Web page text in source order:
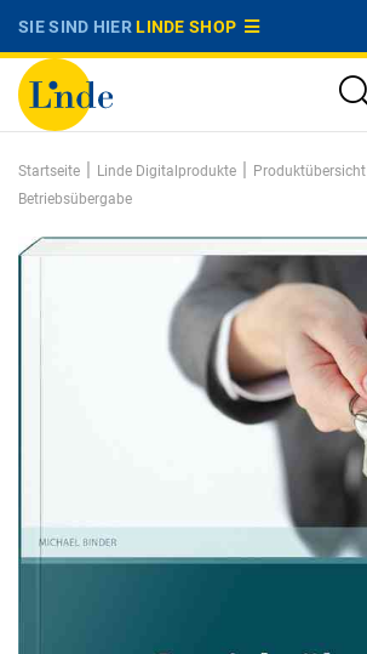
SIE SIND HIERLINDE SHOP
Startseite | Linde Digitalprodukte | Produktübersicht
Betriebsübergabe